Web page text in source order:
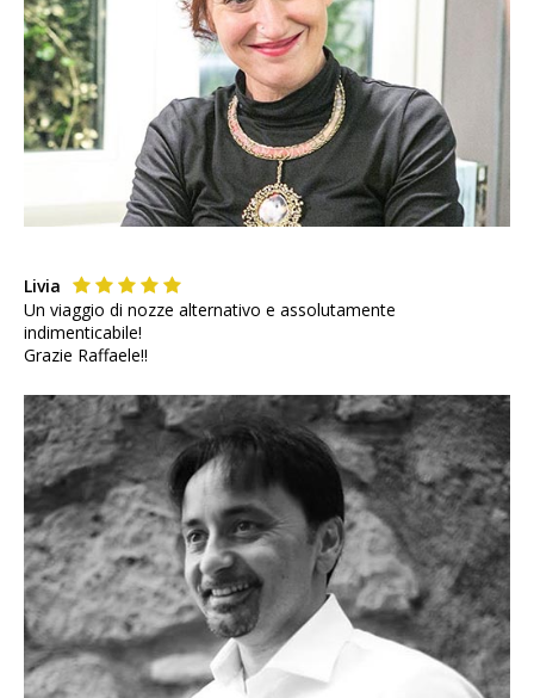
Livia
Un viaggio di nozze alternativo e assolutamente
indimenticabile!
Grazie Raffaele!!